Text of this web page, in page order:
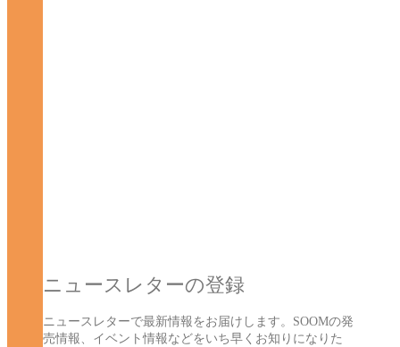
ニュースレターの登録
ニュースレターで最新情報をお届けします。SOOMの発
売情報、イベント情報などをいち早くお知りになりた